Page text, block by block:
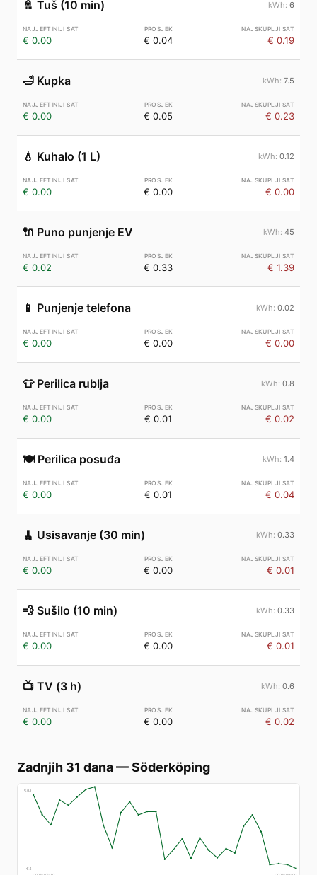
🚿 Tuš (10 min) 6
€ 0.00 € 0.04 € 0.19
🛁 Kupka 7.5
€ 0.00 € 0.05 € 0.23
💧 Kuhalo (1 L) 0.12
€ 0.00 € 0.00 € 0.00
🔌 Puno punjenje EV 45
€ 0.02 € 0.33 € 1.39
📱 Punjenje telefona 0.02
€ 0.00 € 0.00 € 0.00
👕 Perilica rublja 0.8
€ 0.00 € 0.01 € 0.02
🍽️ Perilica posuđa 1.4
€ 0.00 € 0.01 € 0.04
🧹 Usisavanje (30 min) 0.33
€ 0.00 € 0.00 € 0.01
💨 Sušilo (10 min) 0.33
€ 0.00 € 0.00 € 0.01
📺 TV (3 h) 0.6
€ 0.00 € 0.00 € 0.02
Zadnjih 31 dana—Söderköping
€83
€4